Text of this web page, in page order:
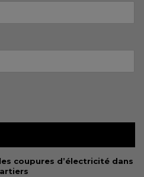
coupures d’électricité dans